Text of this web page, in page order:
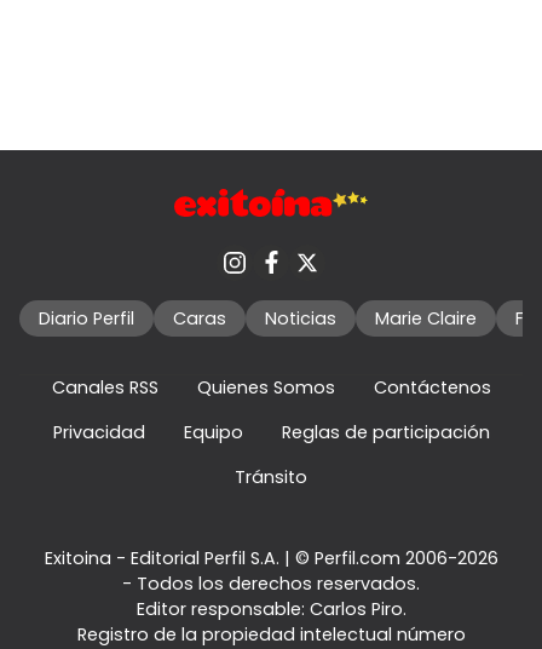
Diario Perfil Caras Noticias Marie Claire
Canales RSS Quienes Somos
Contáctenos
Privacidad
Equipo
Reglas de participación
Tránsito
Exitoina - Editorial Perfil S.A. | © Perfil.com 2006-2026
- Todos los derechos reservados.
Editor responsable: Carlos Piro.
Registro de la propiedad intelectual número